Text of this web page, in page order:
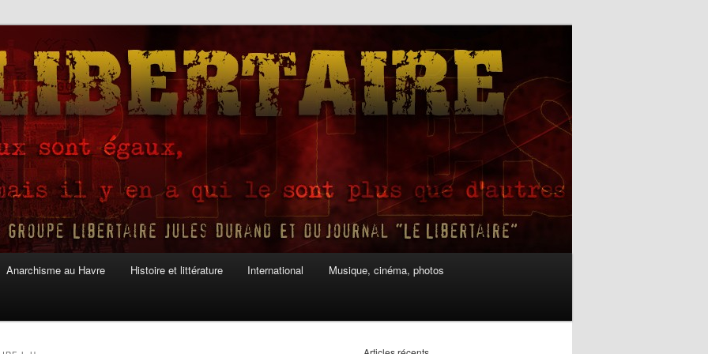
Anarchisme au Havre Histoire et littérature International Musique, cinéma, photos